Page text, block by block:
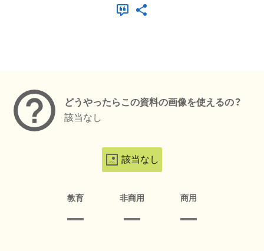
どうやったらこの資料の画像を使えるの？
該当なし
該当なし
教育 非商用 商用